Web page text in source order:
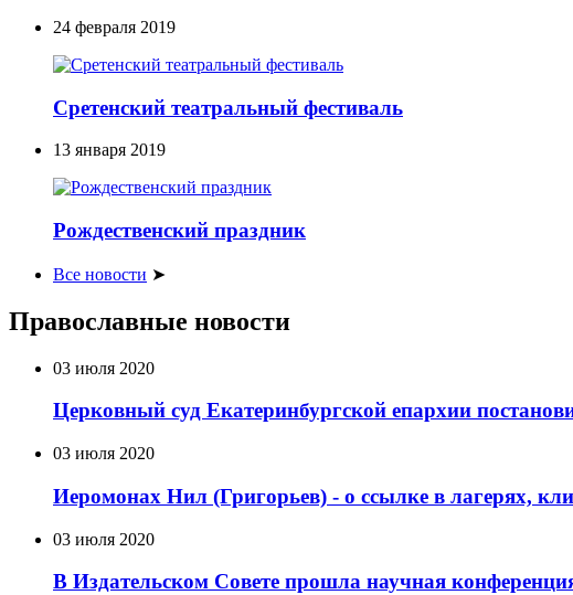
24 февраля 2019
Сретенский театральный фестиваль
13 января 2019
Рождественский праздник
Все новости ➤
Православные новости
03 июля 2020
Церковный суд Екатеринбургской епархии
03 июля 2020
Иеромонах Нил (Григорьев) - о ссылке в лагерях,
03 июля 2020
В Издательском Совете прошла научная